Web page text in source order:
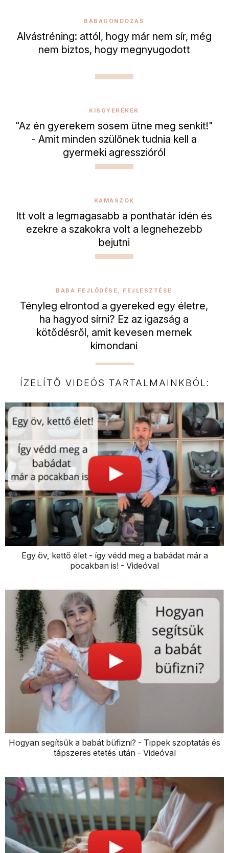
BABAGONDOZÁS
Alvástréning: attól, hogy már nem sír, még
nem biztos, hogy megnyugodott
KISGYEREKEK
"Az én gyerekem sosem ütne meg senkit!"
- Amit minden szülőnek tudnia kell a
gyermeki agresszióról
KAMASZOK
Itt volt a legmagasabb a ponthatár idén és
ezekre a szakokra volt a legnehezebb
bejutni
BABA FEJLŐDÉSE, FEJLESZTÉSE
Tényleg elrontod a gyereked egy életre,
ha hagyod sírni? Ez az igazság a
kötődésről, amit kevesen mernek
kimondani
ÍZELÍTŐ VIDEÓS TARTALMAINKBÓL:
Egy öv, kettő élet - így védd meg a babádat már a
pocakban is! - Videóval
Hogyan segítsük a babát büfizni? - Tippek szoptatás és
tápszeres etetés után - Videóval